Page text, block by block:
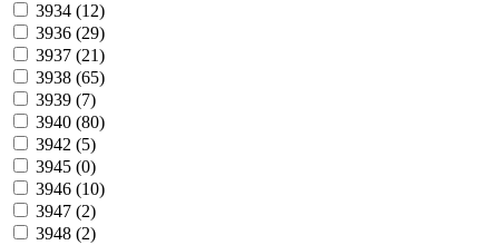
3934 (12)
3936 (29)
3937 (21)
3938 (65)
3939 (7)
3940 (80)
3942 (5)
3945 (0)
3946 (10)
3947 (2)
3948 (2)